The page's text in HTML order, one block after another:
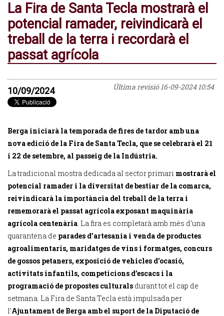
La Fira de Santa Tecla mostrarà el
potencial ramader, reivindicarà el
treball de la terra i recordarà el
passat agrícola
Última revisió16-09-2024 10:54
10/09/2024
Berga iniciarà la temporada de fires de tardor amb una
nova edició de la Fira de Santa Tecla, que se celebrarà el 21
i 22 de setembre, al passeig de la Indústria.
La tradicional mostra dedicada al sector primari mostrarà el
potencial ramader i la diversitat de bestiar de la comarca,
reivindicarà la importància del treball de la terra i
rememorarà el passat agrícola exposant maquinària
agrícola centenària. La fira es completarà amb més d’una
quarantena de parades d’artesania i venda de productes
agroalimentaris, maridatges de vins i formatges, concurs
de gossos petaners, exposició de vehicles d’ocasió,
activitats infantils, competicions d’escacs i la
programació de propostes culturals durant tot el cap de
setmana. La Fira de Santa Tecla està impulsada per
l’Ajuntament de Berga amb el suport de la Diputació de